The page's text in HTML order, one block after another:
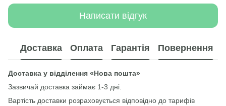
Написати відгук
Доставка Оплата Гарантія Повернення
Доставка у відділення «Нова пошта»
Зазвичай доставка займає 1-3 дні.
Вартість доставки розраховується відповідно до тарифів